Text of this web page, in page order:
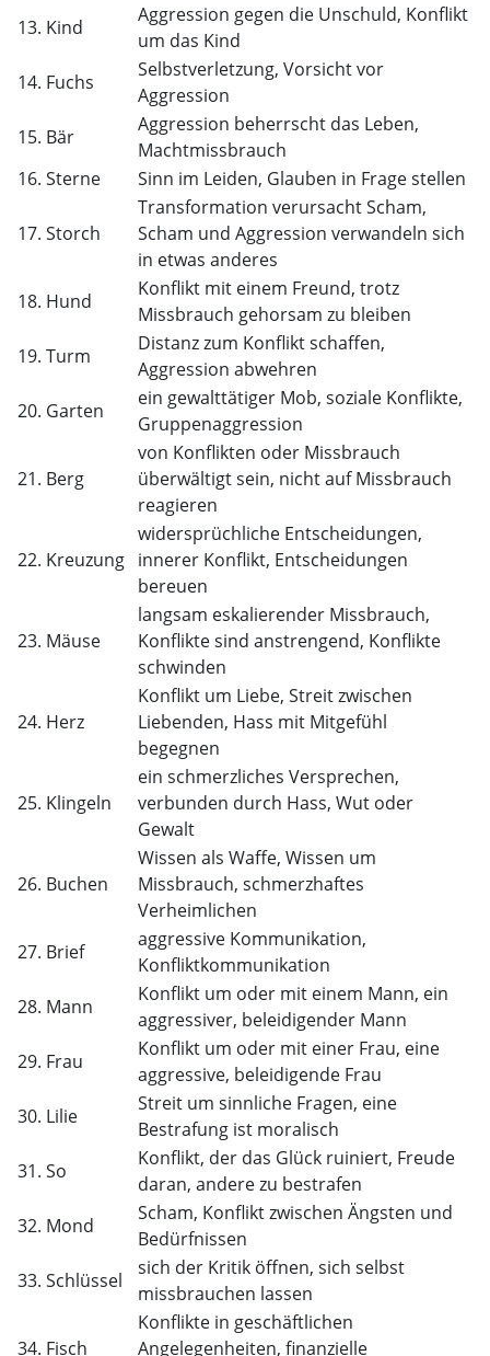
13. Kind
Aggression gegen die Unschuld, Konflikt
um das Kind
14. Fuchs
Selbstverletzung, Vorsicht vor
Aggression
15. Bär
Aggression beherrscht das Leben,
Machtmissbrauch
16. Sterne
Sinn im Leiden, Glauben in Frage stellen
17. Storch
Transformation verursacht Scham,
Scham und Aggression verwandeln sich
in etwas anderes
18. Hund
Konflikt mit einem Freund, trotz
Missbrauch gehorsam zu bleiben
19. Turm
Distanz zum Konflikt schaffen,
Aggression abwehren
20. Garten
ein gewalttätiger Mob, soziale Konflikte,
Gruppenaggression
21. Berg
von Konflikten oder Missbrauch
überwältigt sein, nicht auf Missbrauch
reagieren
22. Kreuzung
widersprüchliche Entscheidungen,
innerer Konflikt, Entscheidungen
bereuen
23. Mäuse
langsam eskalierender Missbrauch,
Konflikte sind anstrengend, Konflikte
schwinden
24. Herz
Konflikt um Liebe, Streit zwischen
Liebenden, Hass mit Mitgefühl
begegnen
25. Klingeln
ein schmerzliches Versprechen,
verbunden durch Hass, Wut oder
Gewalt
26. Buchen
Wissen als Waffe, Wissen um
Missbrauch, schmerzhaftes
Verheimlichen
27. Brief
aggressive Kommunikation,
Konfliktkommunikation
28. Mann
Konflikt um oder mit einem Mann, ein
aggressiver, beleidigender Mann
29. Frau
Konflikt um oder mit einer Frau, eine
aggressive, beleidigende Frau
30. Lilie
Streit um sinnliche Fragen, eine
Bestrafung ist moralisch
31. So
Konflikt, der das Glück ruiniert, Freude
daran, andere zu bestrafen
32. Mond
Scham, Konflikt zwischen Ängsten und
Bedürfnissen
33. Schlüssel
sich der Kritik öffnen, sich selbst
missbrauchen lassen
34. Fisch
Konflikte in geschäftlichen
Angelegenheiten, finanzielle